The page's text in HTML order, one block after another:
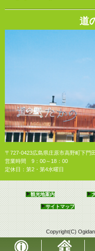
道
〒727-0423広島県庄原市高野町下門
営業時間 9：00～18：00
定休日：第2・第4水曜日
観光地案内
サイトマップ
Copyright(C)